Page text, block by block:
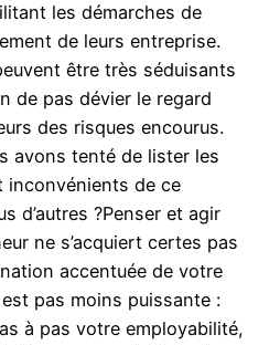
les démarches de
de leurs entreprise.
être très séduisants
de pas dévier le regard
des risques encourus.
avons tenté de lister les
inconvénients de ce
d’autres ?Penser et agir
ne s’acquiert certes pas
accentuée de votre
pas moins puissante :
à pas votre employabilité,